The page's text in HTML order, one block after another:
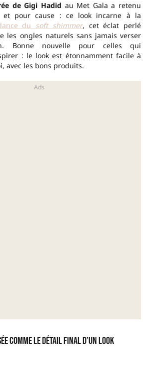
de Gigi Hadid au Met Gala a retenu
et pour cause : ce look incarne à la
du soft shimmer, cet éclat perlé
les ongles naturels sans jamais verser
Bonne nouvelle pour celles qui
: le look est étonnamment facile à
avec les bons produits.
comme le détail final d’un look